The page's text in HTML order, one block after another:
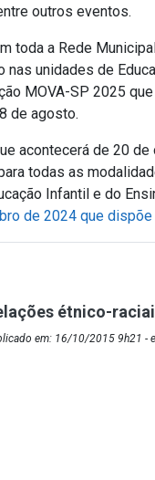
outros eventos.
toda a Rede
nas unidades de
MOVA-SP 2025
de agosto.
acontecerá de 20
todas as
Infantil e do
de 2024 que
étnico-
em: 16/10/2015 9h21 -